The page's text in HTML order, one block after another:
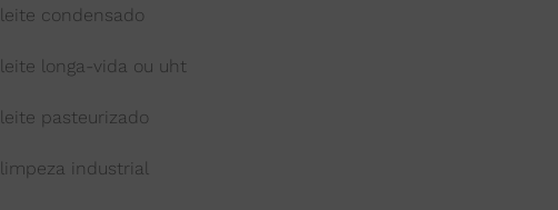
leite condensado
leite longa-vida ou uht
leite pasteurizado
limpeza industrial